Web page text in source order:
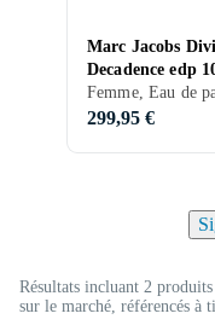
Marc Jacobs
Decadence edp
299,95 €
Résultats incluant 2
sur le marché, référencés à